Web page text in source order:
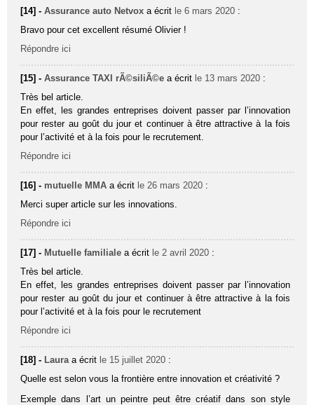
[14] -Assurance auto Netvox a écrit le 6 mars 2020 :
Bravo pour cet excellent résumé Olivier !
Répondre ici
[15] -Assurance TAXI rÃ©siliÃ©e a écrit le 13 mars 2020 :
Très bel article.
En effet, les grandes entreprises doivent passer par l’innovation
pour rester au goût du jour et continuer à être attractive à la fois
pour l’activité et à la fois pour le recrutement.
Répondre ici
[16] - mutuelle MMA a écrit le 26 mars 2020 :
Merci super article sur les innovations.
Répondre ici
[17] - Mutuelle familiale a écrit le 2 avril 2020 :
Très bel article.
En effet, les grandes entreprises doivent passer par l’innovation
pour rester au goût du jour et continuer à être attractive à la fois
pour l’activité et à la fois pour le recrutement
Répondre ici
[18] - Laura a écrit le 15 juillet 2020 :
Quelle est selon vous la frontière entre innovation et créativité ?
Exemple dans l’art un peintre peut être créatif dans son style